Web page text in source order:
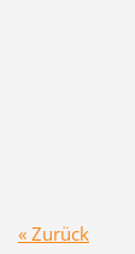
« Zurück